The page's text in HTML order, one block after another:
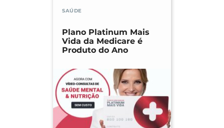
SAÚDE
Plano Platinum Mais
Vida da Medicare é
Produto do Ano